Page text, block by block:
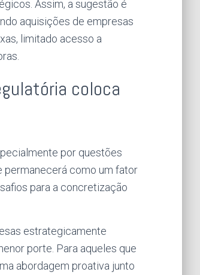
Assim, a sugestão é
aquisições de empresas
limitado acesso a
coloca
por questões
permanecerá como um fator
para a concretização
estrategicamente
porte. Para aqueles que
abordagem proativa junto